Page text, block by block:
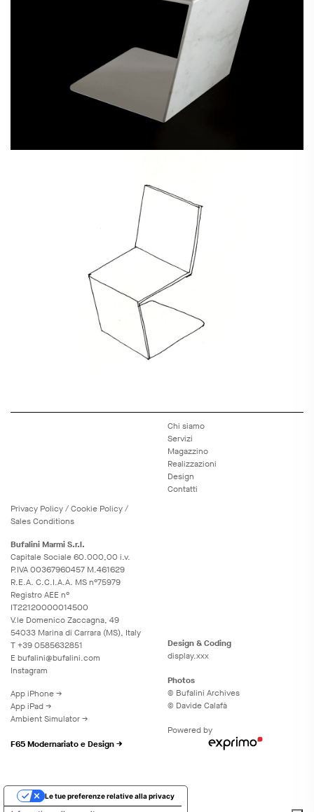
Privacy Policy/Cookie Policy/
Sales Conditions
Bufalini Marmi S.r.l.
Capitale Sociale 60.000,00 i.v.
P.IVA 00367960457 M.461629
R.E.A. C.C.I.A.A. MS n°75979
Registro AEE n°
IT22120000014500
V.le Domenico Zaccagna, 49
54033 Marina di Carrara (MS), Italy
T+39 0585632851
E bufalini@bufalini.com
Instagram
App iPhone →
App iPad →
Ambient Simulator →
F65 Modernariato e Design →
Chi siamo
Servizi
Magazzino
Realizzazioni
Design
Contatti
Design & Coding
display.xxx
Photos
© Bufalini Archives
© Davide Calafà
Powered by
Le tue preferenze relative alla privacy